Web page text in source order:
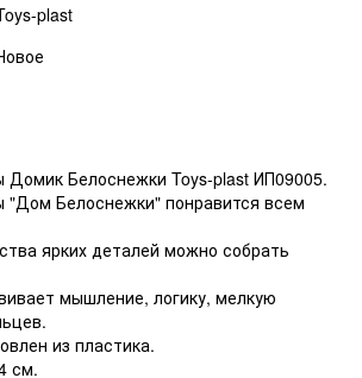
plast
Домик Белоснежки Toys-plast ИП09005.
"Дом Белоснежки" понравится всем
ярких деталей можно собрать
мышление, логику, мелкую
из пластика.
см.